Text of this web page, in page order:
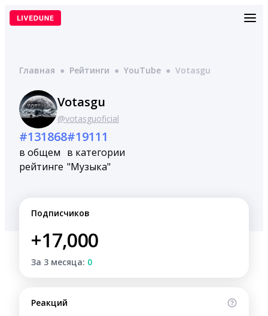
Перейти
Главная ● Рейтинги ● YouTube ● Votasgu
Votasgu
@votasguoficial
#131868
в общем
рейтинге
#19111
в категории
"Музыка"
Подписчиков
+17,000
За 3 месяца: 0
Реакций